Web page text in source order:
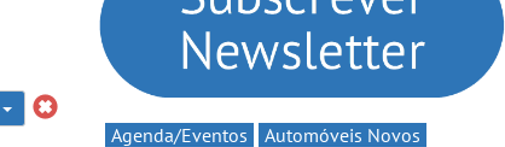
Agenda/Eventos
Automóveis Novos